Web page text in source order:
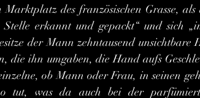
des französischen Grasse,
erkannt und gepackt“ und sich
der Mann zehntausend
die ihn umgaben, die Hand aufs
ob Mann oder Frau, in seinen
tut, was da auch bei der